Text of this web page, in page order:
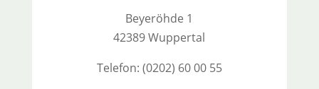
Beyeröhde 1
42389 Wuppertal
Telefon: (0202) 60 00 55